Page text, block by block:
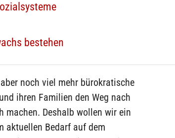
bestehen
noch viel mehr bürokratische
ihren Familien den Weg nach
machen. Deshalb wollen wir ein
aktuellen Bedarf auf dem